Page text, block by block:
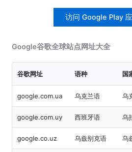
访问 Google Play
Google谷歌全球站点网址大全
谷歌网址 语种 国
google.com.ua 乌克兰语 乌
google.com.uy 西班牙语 乌
google.co.uz 乌兹别克语 乌